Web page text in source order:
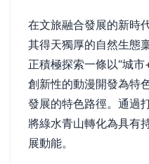
在文旅融合發展的新時
其得天獨厚的自然生態
正積極探索一條以“城
創新性的動漫開發為特
發展的特色路徑。通過
將綠水青山轉化為具有
展動能。